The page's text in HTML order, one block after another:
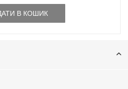
здоровий і сяючий вигляд
зовнішніх факторів. Це ідеальний
В КОШИК